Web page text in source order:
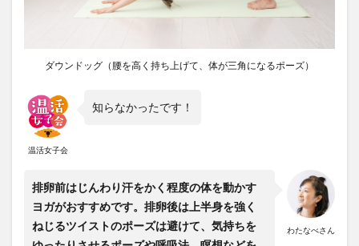
ダウンドッグ（腰を高く持ち上げて、体が三角になるポーズ）
温活女子会
知らなかったです！
わたなべさん
排卵前はじんわり汗をかく程度の体を動かす
ヨガがおすすめです。排卵後は上半身を強く
ねじるツイストのポーズは避けて、気持ちを